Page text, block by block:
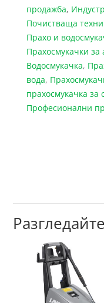
продажба,
Почистваща
Прахо и
Прахосмукачки за
Водосмукачка,
вода,
прахосмукачка за
Професионални